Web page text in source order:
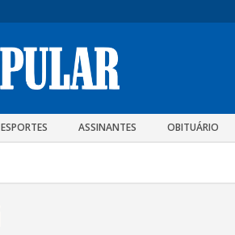
ESPORTES ASSINANTES OBITUÁRIO